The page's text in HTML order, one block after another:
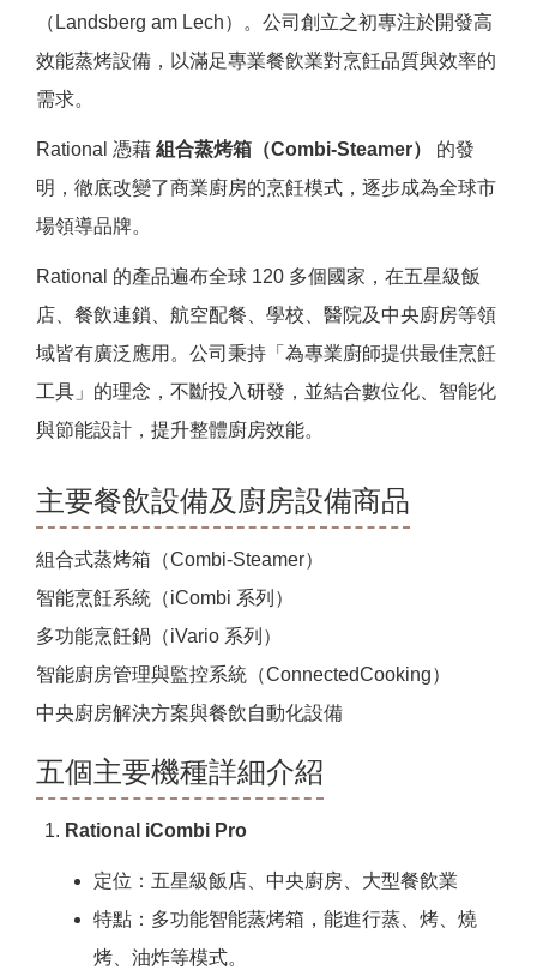
（Landsberg am Lech）。公司創立之初專注於開發高
效能蒸烤設備，以滿足專業餐飲業對烹飪品質與效率的
需求。
Rational 憑藉 組合蒸烤箱（Combi-Steamer）
的發
明，徹底改變了商業廚房的烹飪模式，逐步成為全球市
場領導品牌。
Rational 的產品遍布全球 120 多個國家，在五星級飯
店、餐飲連鎖、航空配餐、學校、醫院及中央廚房等領
域皆有廣泛應用。公司秉持「為專業廚師提供最佳烹飪
工具」的理念，不斷投入研發，並結合數位化、智能化
與節能設計，提升整體廚房效能。
主要餐飲設備及廚房設備商品
組合式蒸烤箱（Combi-Steamer）
智能烹飪系統（iCombi 系列）
多功能烹飪鍋（iVario 系列）
智能廚房管理與監控系統（ConnectedCooking）
中央廚房解決方案與餐飲自動化設備
五個主要機種詳細介紹
Rational iCombi Pro
定位：五星級飯店、中央廚房、大型餐飲業
特點：多功能智能蒸烤箱，能進行蒸、烤、燒
烤、油炸等模式。